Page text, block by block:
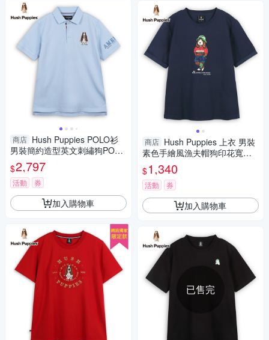
商店 Hush Puppies POLO衫
男裝簡約造型英文刺繡狗POLO
衫
$2,797
活動 券
加入購物車
商店 Hush Puppies 上衣 男裝
素色手繪風漁夫帽狗印花寬鬆
上衣
$1,340
活動 券
加入購物車
已售完